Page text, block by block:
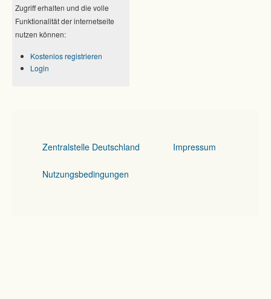
Zugriff erhalten und die volle
Funktionalität der internetseite
nutzen können:
Kostenlos registrieren
Login
Zentralstelle Deutschland Impressum
Nutzungsbedingungen